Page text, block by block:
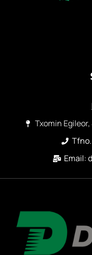
Txomin
Email: